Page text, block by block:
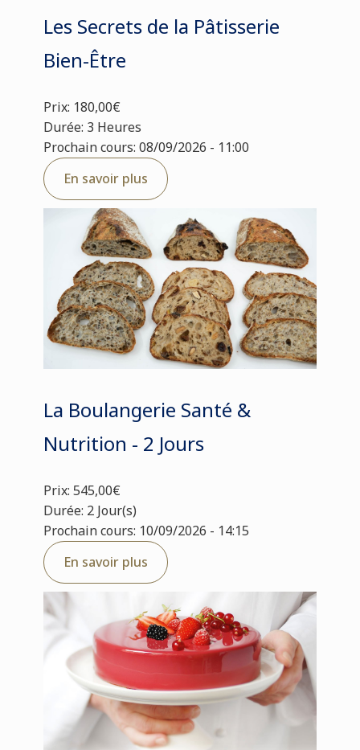
Les Secrets de la Pâtisserie
Bien-Être
Prix: 180,00€
Durée: 3 Heures
Prochain cours: 08/09/2026 - 11:00
En savoir plus
La Boulangerie Santé &
Nutrition - 2 Jours
Prix: 545,00€
Durée: 2 Jour(s)
Prochain cours: 10/09/2026 - 14:15
En savoir plus